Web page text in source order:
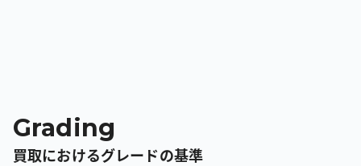
Grading
買取におけるグレードの基準